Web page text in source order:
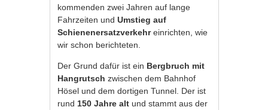
kommenden zwei Jahren auf lange
Fahrzeiten undUmstieg auf
Schienenersatzverkehreinrichten, wie
wir schon berichteten.
Der Grund dafür ist ein Bergbruch mit
Hangrutschzwischen dem Bahnhof
Hösel und dem dortigen Tunnel. Der ist
rund 150 Jahre alt und stammt aus der